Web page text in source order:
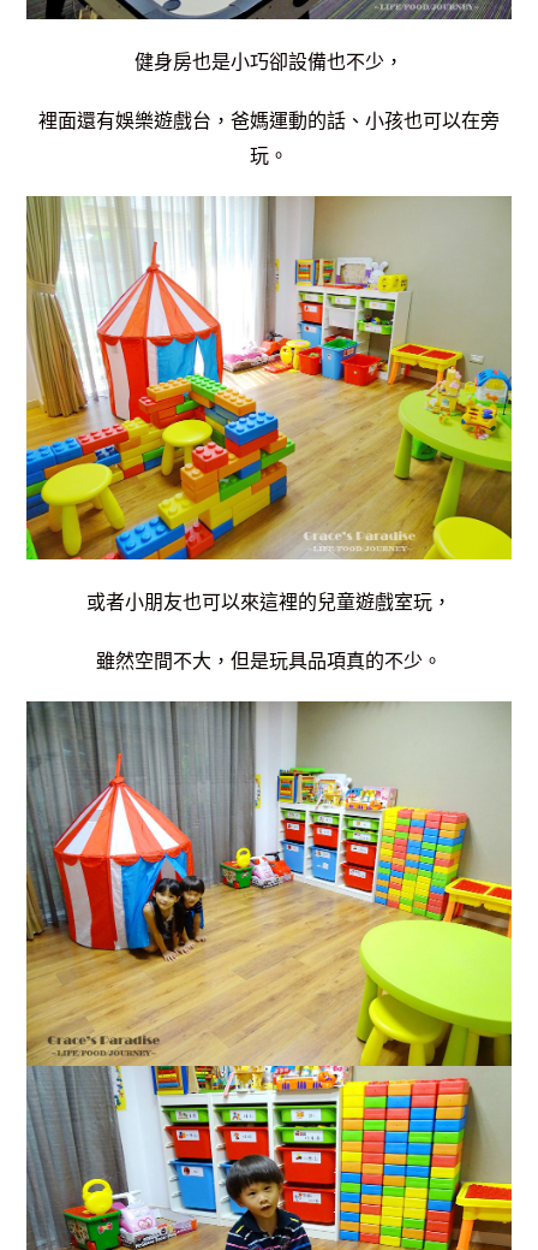
健身房也是小巧卻設備也不少，
裡面還有娛樂遊戲台，爸媽運動的話、小孩也可以在旁
玩。
或者小朋友也可以來這裡的兒童遊戲室玩，
雖然空間不大，但是玩具品項真的不少。